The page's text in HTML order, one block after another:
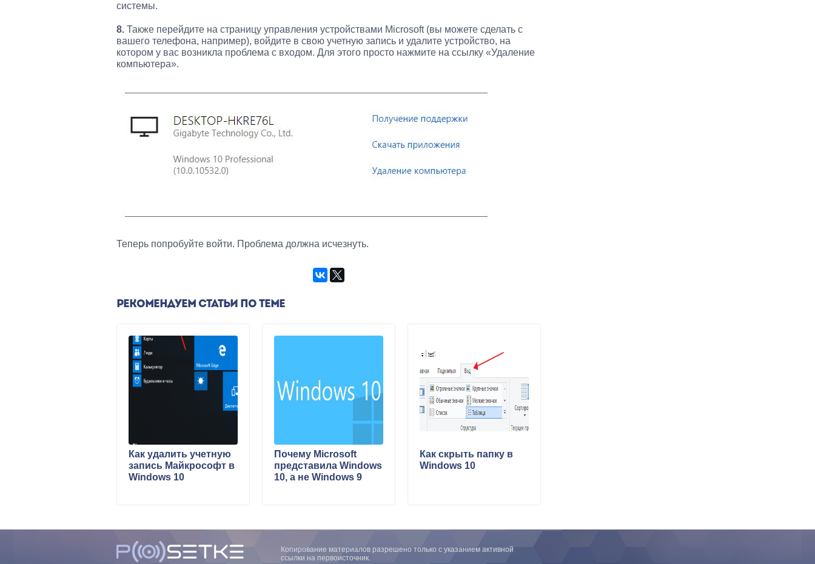
системы.
8. Также перейдите на страницу управления устройствами Microsoft (вы можете сделать с
вашего телефона, например), войдите в свою учетную запись и удалите устройство, на
котором у вас возникла проблема с входом. Для этого просто нажмите на ссылку «Удаление
компьютера».
Теперь попробуйте войти. Проблема должна исчезнуть.
РЕКОМЕНДУЕМ СТАТЬИ ПО ТЕМЕ
Как удалить учетную
запись Майкрософт в
Windows 10
Почему Microsoft
представила Windows
10, а не Windows 9
Как скрыть папку в
Windows 10
Копирование материалов разрешено только с указанием активной
ссылки на первоисточник.